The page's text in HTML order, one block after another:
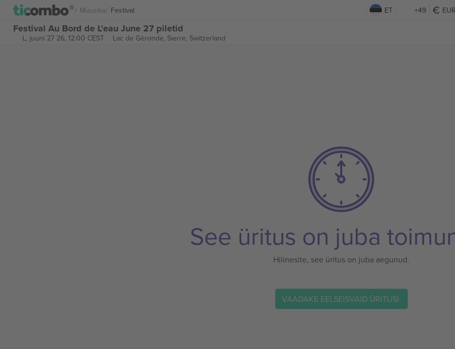
Muusika Festival ET +49
Festival Au Bord de L'eau June 27 piletid
L, juuni 27 26, 12:00 CEST Lac de Gèronde, Sierre, Switzerland
See üritus on juba
Hilinesite, see üritus on juba aegunud.
VAADAKE EELSEISVAID ÜRITUSI.